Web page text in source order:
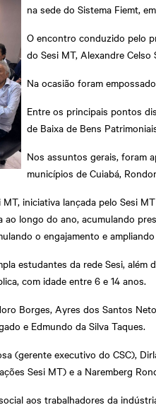
na sede do Sistema Fiemt,
O encontro conduzido pelo
do Sesi MT, Alexandre Celso
Na ocasião foram
Entre os principais pontos
de Baixa de Bens
Nos assuntos gerais, foram
municípios de Cuiabá,
iniciativa lançada pelo Sesi
longo do ano, acumulando
o engajamento e
estudantes da rede Sesi,
com idade entre 6 e 14 anos.
Borges, Ayres dos Santos
e Edmundo da Silva Taques.
(gerente executivo do CSC),
Sesi MT) e a Naremberg
aos trabalhadores da